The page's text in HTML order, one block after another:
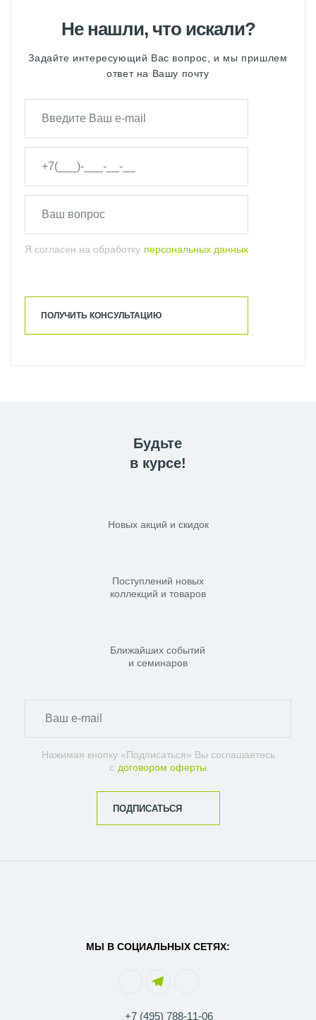
Не нашли, что искали?
Задайте интересующий Вас вопрос, и мы пришлем
ответ на Вашу почту
Я согласен на обработку персональных данных
ПОЛУЧИТЬ КОНСУЛЬТАЦИЮ
Будьте
в курсе!
Новых акций и скидок
Поступлений новых
коллекций и товаров
Ближайших событий
и семинаров
Нажимая кнопку «Подписаться» Вы соглашаетесь
с договором оферты
ПОДПИСАТЬСЯ
МЫ В СОЦИАЛЬНЫХ СЕТЯХ:
+7 (495) 788-11-06